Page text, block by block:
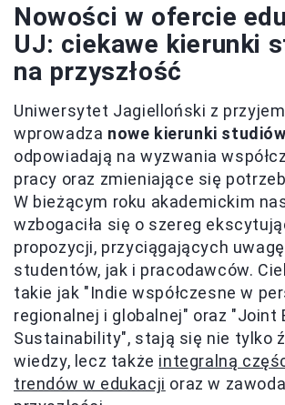
Nowości w ofercie
UJ: ciekawe kierunki
na przyszłość
Uniwersytet Jagielloński z
wprowadza nowe kierunki studiów
odpowiadają na wyzwania
pracy oraz zmieniające się
W bieżącym roku akademickim
wzbogaciła się o szereg
propozycji, przyciągających
studentów, jak i pracodawców.
takie jak "Indie współczesne w
regionalnej i globalnej" oraz "Joint
Sustainability", stają się nie tylko
wiedzy, lecz także integralną
trendów w edukacji oraz w